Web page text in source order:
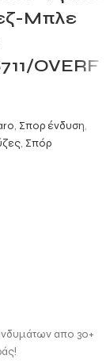
Μπλε
OVERF
, Σπορ ένδυση,
, Σπόρ
απο 30+